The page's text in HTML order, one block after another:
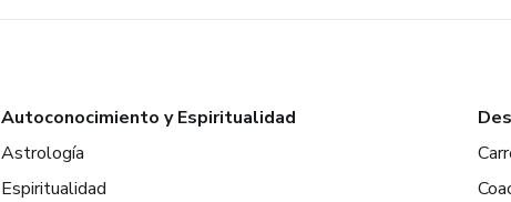
Autoconocimiento y Espiritualidad
Astrología
Espiritualidad